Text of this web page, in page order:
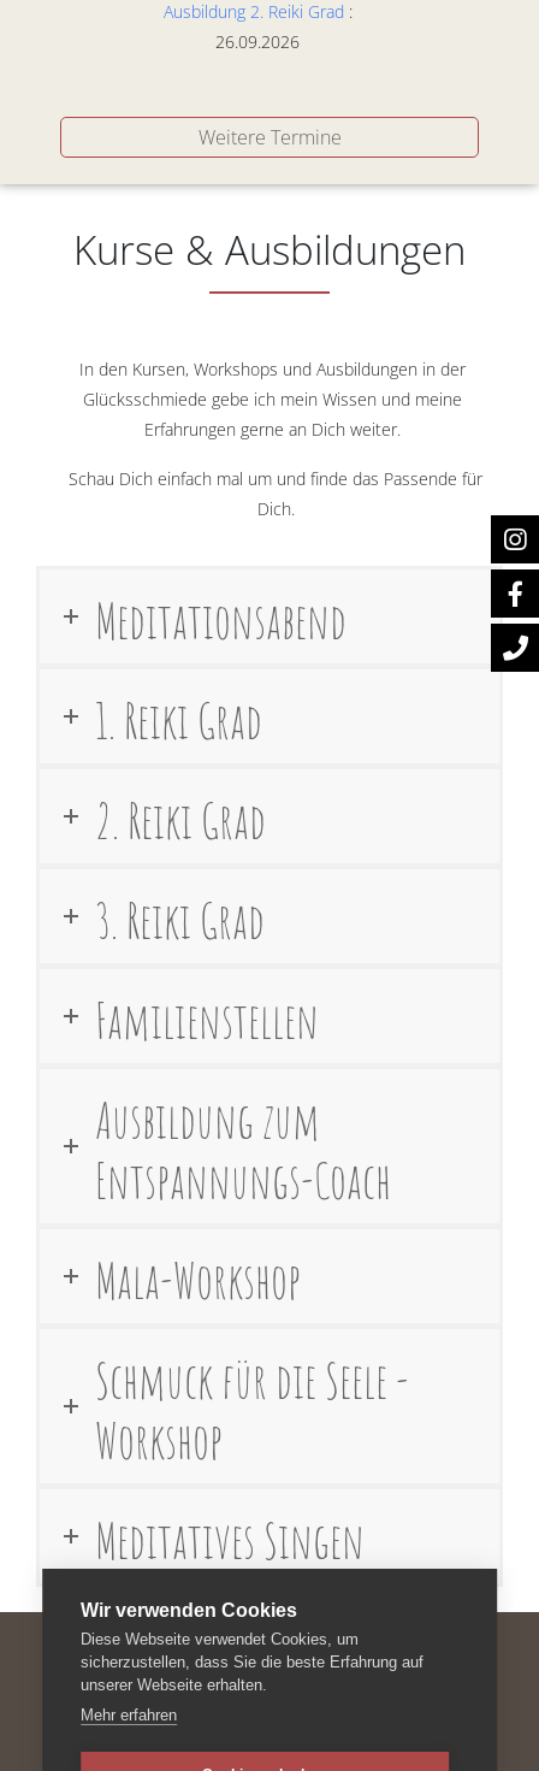
Ausbildung 2. Reiki Grad :
26.09.2026
Weitere Termine
Kurse & Ausbildungen
In den Kursen, Workshops und Ausbildungen in der
Glücksschmiede gebe ich mein Wissen und meine
Erfahrungen gerne an Dich weiter.
Schau Dich einfach mal um und finde das Passende für
Dich.
Meditationsabend
1. Reiki Grad
2. Reiki Grad
3. Reiki Grad
Familienstellen
Ausbildung zum
Entspannungs-Coach
Mala-Workshop
Schmuck für die Seele -
Workshop
Meditatives Singen
Impressum
Wir verwenden Cookies
Diese Webseite verwendet Cookies, um
sicherzustellen, dass Sie die beste Erfahrung auf
unserer Webseite erhalten.
Mehr erfahren